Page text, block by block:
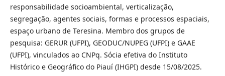
responsabilidade socioambiental, verticalização,
segregação, agentes sociais, formas e processos espaciais,
espaço urbano de Teresina. Membro dos grupos de
pesquisa: GERUR (UFPI), GEODUC/NUPEG (UFPI) e GAAE
(UFPI), vinculados ao CNPq. Sócia efetiva do Instituto
Histórico e Geográfico do Piauí (IHGPI) desde 15/08/2025.